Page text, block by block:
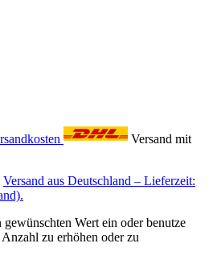
Versand mit
Versand aus Deutschland – Lieferzeit:
Wert ein oder benutze
zu erhöhen oder zu